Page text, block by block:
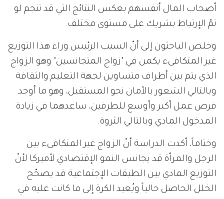
أصحاب المال أنفسهم بعكس النتائج التي قد تنجم لو
تمّ الإرتباط بشريك على مستوى مختلف.
وخلص الباحثون إلى أنّ السبب الرئيس وراء هذا التوزيع
غير المتكافىء يكمن في "زواج المتجانسين" وهو الزواج
الذي يتم بين أطراف متساوين لجهة التعليم والثقافة
وبالتالي الشعور بالأمان نحو المستقبل، وهو ما أوجد
فرص عمل أكبر وأوسع للطرفين، ساعدهما في زيادة
المدخول المادي وبالتالي الثروة.
وختاماً، أكدت الدراسة أنّ الزواج غير المتكافىء بين
الرجل والمرأة قد يجانس النمو الإقتصادي لأميركا لأنّ
التوزيع المادي بين الطبقات الإجتماعية قد يصحّح
الخلل الحاصل حالياً ويُعيد الكرة إلى ما كانت عليه في